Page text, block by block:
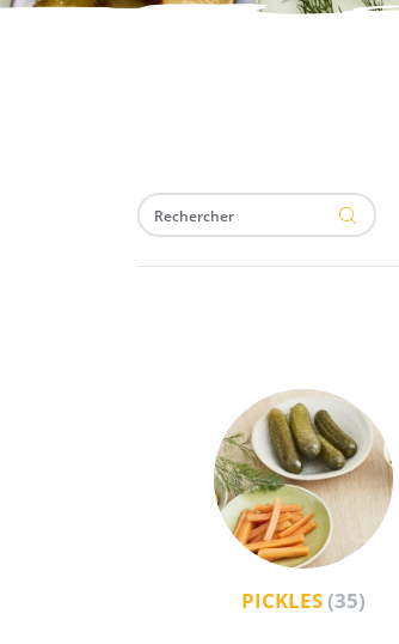
PICKLES(35)